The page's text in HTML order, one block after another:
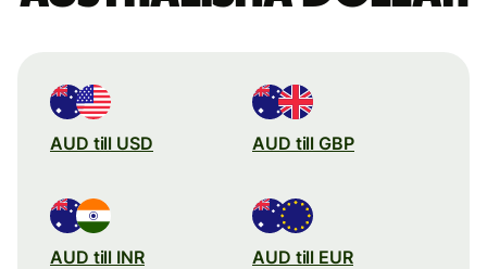
AUD till USD AUD till GBP
AUD till INR AUD till EUR